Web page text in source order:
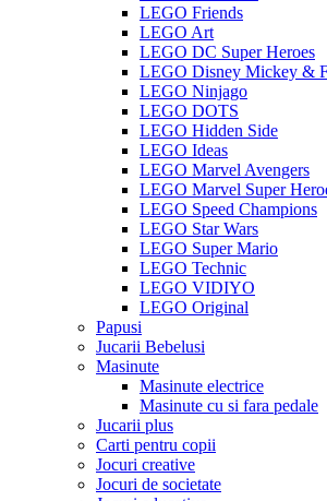
LEGO Friends
LEGO Art
LEGO DC Super Heroes
LEGO Disney Mickey &
LEGO Ninjago
LEGO DOTS
LEGO Hidden Side
LEGO Ideas
LEGO Marvel Avengers
LEGO Marvel Super
LEGO Speed Champions
LEGO Star Wars
LEGO Super Mario
LEGO Technic
LEGO VIDIYO
LEGO Original
Papusi
Jucarii Bebelusi
Masinute
Masinute electrice
Masinute cu si fara pedale
Jucarii plus
Carti pentru copii
Jocuri creative
Jocuri de societate